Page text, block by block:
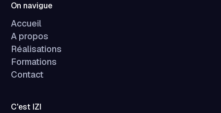
On navigue
Accueil
A propos
Réalisations
Formations
Contact
C'est IZI